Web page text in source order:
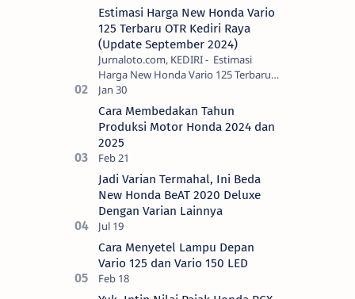
Estimasi Harga New Honda Vario
125 Terbaru OTR Kediri Raya
(Update September 2024)
Jurnaloto.com, KEDIRI - Estimasi
Harga New Honda Vario 125 Terbaru
OTR Kediri Raya (Update September
2024) Brosis sekalian, PT Astra Honda
Motor (AH…
Cara Membedakan Tahun
Produksi Motor Honda 2024 dan
2025
Jadi Varian Termahal, Ini Beda
New Honda BeAT 2020 Deluxe
Dengan Varian Lainnya
Cara Menyetel Lampu Depan
Vario 125 dan Vario 150 LED